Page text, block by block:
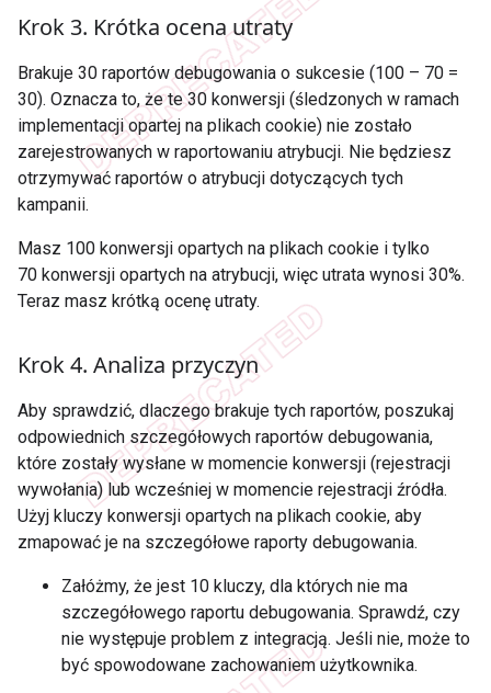
Krok 3. Krótka ocena utraty
Brakuje 30 raportów debugowania o sukcesie (100 – 70 =
30). Oznacza to, że te 30 konwersji (śledzonych w ramach
implementacji opartej na plikach cookie) nie zostało
zarejestrowanych w raportowaniu atrybucji. Nie będziesz
otrzymywać raportów o atrybucji dotyczących tych
kampanii.
Masz 100 konwersji opartych na plikach cookie i tylko
70 konwersji opartych na atrybucji, więc utrata wynosi 30%.
Teraz masz krótką ocenę utraty.
Krok 4. Analiza przyczyn
Aby sprawdzić, dlaczego brakuje tych raportów, poszukaj
odpowiednich szczegółowych raportów debugowania,
które zostały wysłane w momencie konwersji (rejestracji
wywołania) lub wcześniej w momencie rejestracji źródła.
Użyj kluczy konwersji opartych na plikach cookie, aby
zmapować je na szczegółowe raporty debugowania.
Załóżmy, że jest 10 kluczy, dla których nie ma
szczegółowego raportu debugowania. Sprawdź, czy
nie występuje problem z integracją. Jeśli nie, może to
być spowodowane zachowaniem użytkownika.